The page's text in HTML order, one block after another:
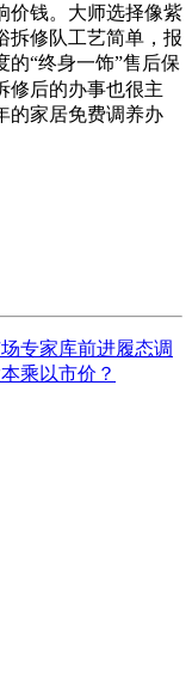
价钱。大师选择像紫
拆修队工艺简单，报
的“终身一饰”售后保
修后的办事也很主
的家居免费调养办
专家库前进履态调
乘以市价？